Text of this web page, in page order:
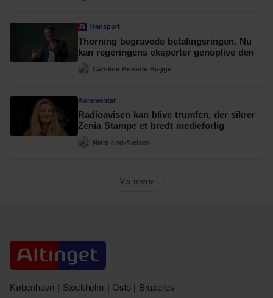
Transport
Thorning begravede betalingsringen. Nu
kan regeringens eksperter genoplive den
Caroline Brundle Bugge
Kommentar
Radioavisen kan blive trumfen, der sikrer
Zenia Stampe et bredt medieforlig
Niels Frid-Nielsen
Vis mere
København | Stockholm | Oslo | Bruxelles